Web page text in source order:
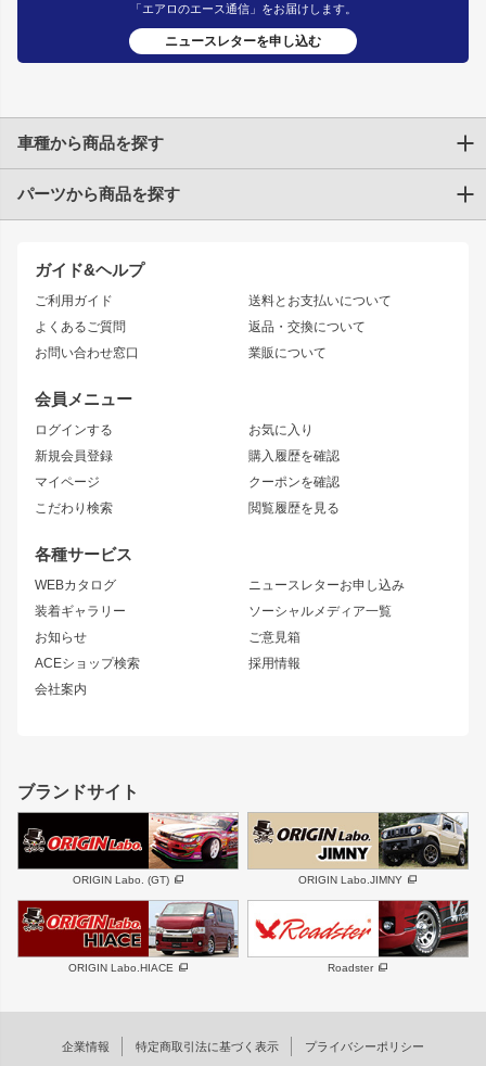
「エアロのエース通信」をお届けします。
ニュースレターを申し込む
ガイド&ヘルプ
ご利用ガイド
よくあるご質問
お問い合わせ窓口
送料とお支払いについて
返品・交換について
業販について
会員メニュー
ログインする
新規会員登録
マイページ
こだわり検索
お気に入り
購入履歴を確認
クーポンを確認
閲覧履歴を見る
各種サービス
WEBカタログ
装着ギャラリー
お知らせ
ACEショップ検索
会社案内
ニュースレターお申し込み
ソーシャルメディア一覧
ご意見箱
採用情報
車種から商品を探す
トヨタ
JZX90 CHASER
JZX110 MARK II
JZX100 MARK II
JZX90 MARK II
トレノ
マークX
アリスト
ソアラ
アルテッツァ
ニッサン
S15 シルビア
S14 シルビア 後期
S13 シルビア
180SX
シルエイティ
ワンビア
ローレル
セフィーロ
キャラバン
スズキ
GS350
SC
スバル 三菱
デリカ D:5
軽自動車 汎用
パーツから商品を探す
エアロシリーズ
ドリフトライン
風神
雷神
レーシングライン
アタックライン
ストリームライン
リアウイング
ジムニーパーツ
ホイール
MUD-S7
MUD-SR7
まつど家 鉄漢
ボンネット
フェンダー
サイドパーツ
リアゲート
メンテナンスパーツ
ハイエースパーツ
ホイール
DAYTONA-RS
DAYTONA-RS NEO
エアロシリーズ
RUGGER MODEL
DTM:exclusive
ブランドサイト
ORIGIN Labo. (GT) ORIGIN Labo.JIMNY
ORIGIN Labo.HIACE Roadster
企業情報 特定商取引法に基づく表示 プライバシーポリシー